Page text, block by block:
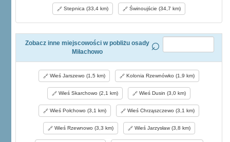
Stepnica (33,4 km) Świnoujście (34,7 km)
Zobacz inne miejscowości w pobliżu osady
Miłachowo
Wieś Jarszewo (1,5 km) Kolonia Rzewnówko (1,9 km)
Wieś Skarchowo (2,1 km) Wieś Dusin (3,0 km)
Wieś Połchowo (3,1 km) Wieś Chrząszczewo (3,1 km)
Wieś Rzewnowo (3,3 km) Wieś Jarzysław (3,8 km)